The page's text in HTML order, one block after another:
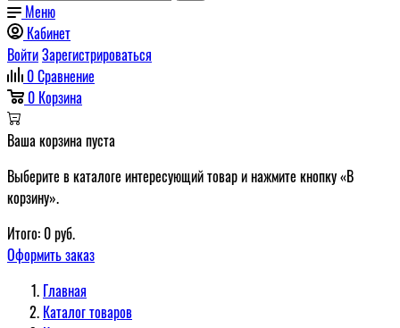
Меню
Кабинет
ВойтиЗарегистрироваться
0Сравнение
0 Корзина
Ваша корзина пуста
Выберите в каталоге интересующий товар и нажмите кнопку «В
корзину».
Итого: 0руб.
Оформить заказ
Главная
Каталог товаров